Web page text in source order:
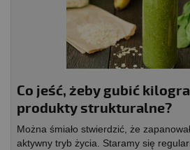
Co jeść, żeby gubić
produkty strukturalne?
Można śmiało stwierdzić, że
aktywny tryb życia. Staramy się